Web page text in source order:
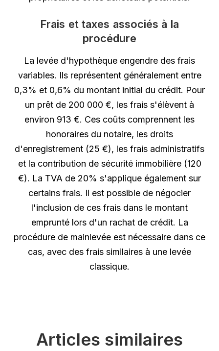
Frais et taxes associés à la
procédure
La levée d'hypothèque engendre des frais
variables. Ils représentent généralement entre
0,3% et 0,6% du montant initial du crédit. Pour
un prêt de 200 000 €, les frais s'élèvent à
environ 913 €. Ces coûts comprennent les
honoraires du notaire, les droits
d'enregistrement (25 €), les frais administratifs
et la contribution de sécurité immobilière (120
€). La TVA de 20% s'applique également sur
certains frais. Il est possible de négocier
l'inclusion de ces frais dans le montant
emprunté lors d'un rachat de crédit. La
procédure de mainlevée est nécessaire dans ce
cas, avec des frais similaires à une levée
classique.
Articles similaires